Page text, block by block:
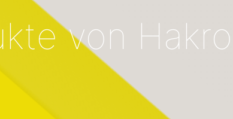
von Hakro